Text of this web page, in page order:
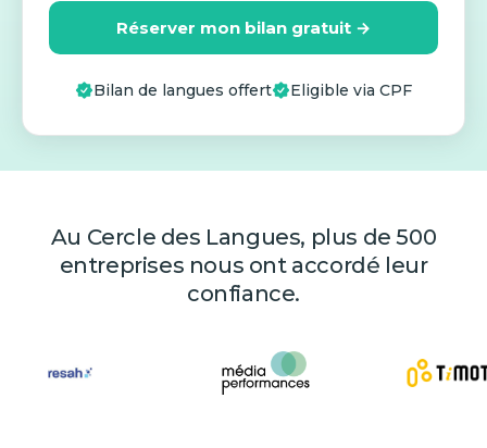
Réserver mon bilan gratuit →
Bilan de langues offert Eligible via CPF
Au Cercle des Langues, plus de 500
entreprises nous ont accordé leur
confiance.